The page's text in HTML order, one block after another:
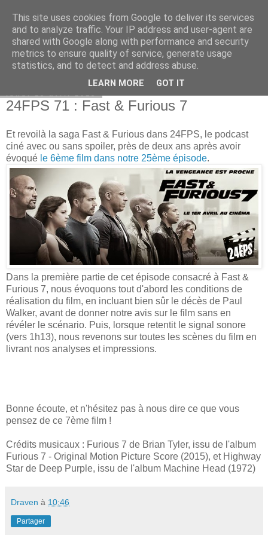
Bepod
24FPS 71 : Fast & Furious 7
Et revoilà la saga Fast & Furious dans 24FPS, le podcast
ciné avec ou sans spoiler, près de deux ans après avoir
évoqué le 6ème film dans notre 25ème épisode.
Dans la première partie de cet épisode consacré à Fast &
Furious 7, nous évoquons tout d'abord les conditions de
réalisation du film, en incluant bien sûr le décès de Paul
Walker, avant de donner notre avis sur le film sans en
révéler le scénario. Puis, lorsque retentit le signal sonore
(vers 1h13), nous revenons sur toutes les scènes du film en
livrant nos analyses et impressions.
Bonne écoute, et n'hésitez pas à nous dire ce que vous
pensez de ce 7ème film !
Crédits musicaux : Furious 7 de Brian Tyler, issu de l'album
Furious 7 - Original Motion Picture Score (2015), et Highway
Star de Deep Purple, issu de l'album Machine Head (1972)
Draven à 10:46
Partager
This site uses cookies from Google to deliver its services
and to analyze traffic. Your IP address and user-agent are
shared with Google along with performance and security
metrics to ensure quality of service, generate usage
statistics, and to detect and address abuse.
LEARN MORE GOT IT